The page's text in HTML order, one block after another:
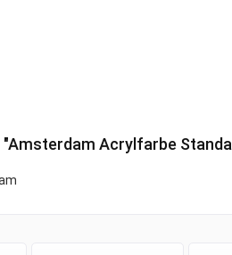
Acrylfarbe